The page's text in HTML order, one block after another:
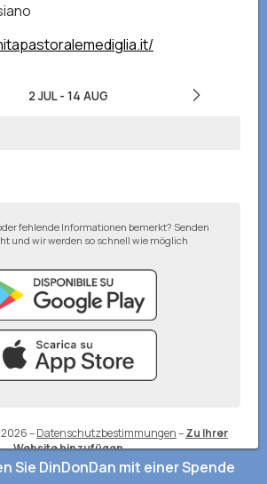
2 JUL- 14 AUG
fehlende Informationen bemerkt? Senden
und wir werden so schnell wie möglich
–Datenschutzbestimmungen–Zu Ihrer
Website hinzufügen
Sie DinDonDan mit einer Spende